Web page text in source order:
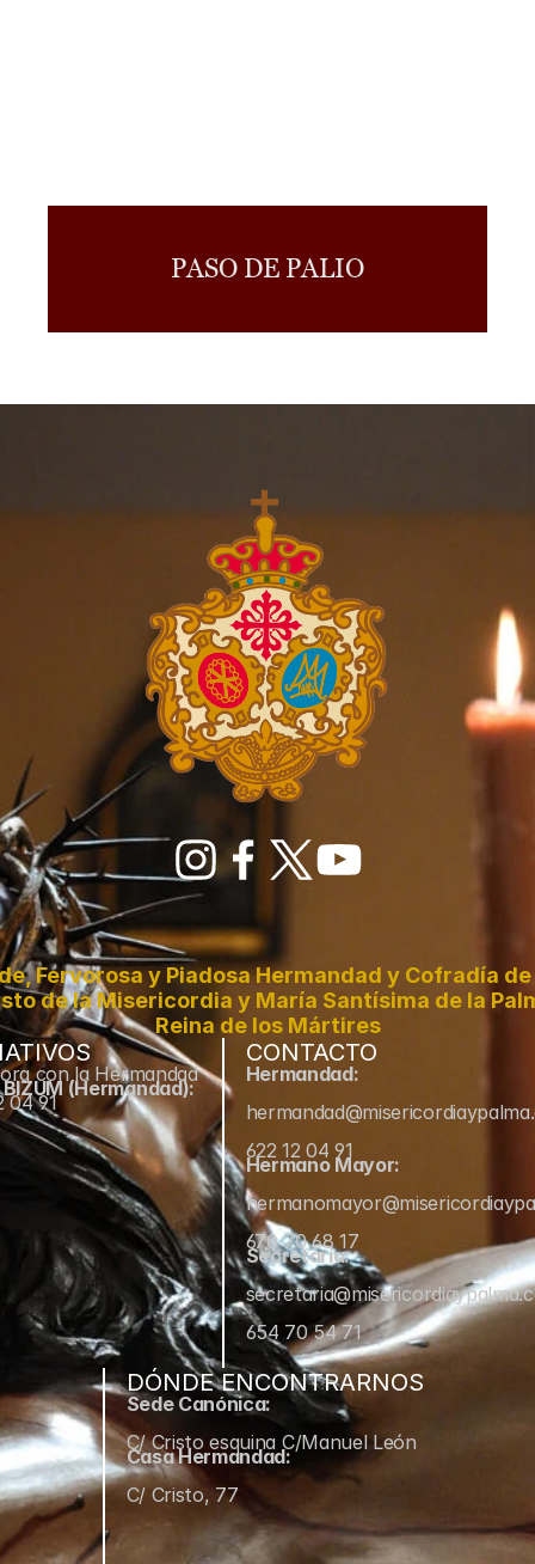
PASO DE PALIO
Fervorosa y Piadosa Hermandad y Cofradía
de la Misericordia y María Santísima de la
Reina de los Mártires
con la Hermandad
BIZUM (Hermandad):
04 91
CONTACTO
Hermandad:
622 12 04 91
Hermano Mayor:
670 70 68 17
Secretaría:
654 70 54 71
DÓNDE ENCONTRARNOS
Sede Canónica:
C/ Cristo esquina C/Manuel León
Casa Hermandad:
C/ Cristo, 77